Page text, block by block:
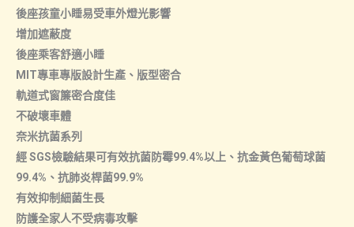
後座孩童小睡易受車外燈光影響
增加遮蔽度
後座乘客舒適小睡
MIT專車專版設計生產、版型密合
軌道式窗簾密合度佳
不破壞車體
奈米抗菌系列
經 SGS檢驗結果可有效抗菌防霉99.4%以上、抗金黃色葡萄球菌
99.4%、抗肺炎桿菌99.9%
有效抑制細菌生長
防護全家人不受病毒攻擊